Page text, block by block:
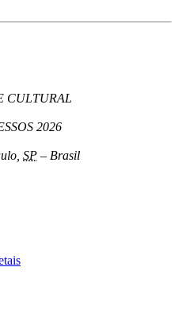
CULTURAL
2026
, SP – Brasil